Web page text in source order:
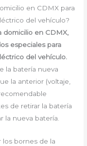
en CDMX para
del vehículo?
domicilio en CDMX,
especiales para
del vehículo.
la batería nueva
la anterior (voltaje,
de retirar la batería
la nueva batería.
bornes de la